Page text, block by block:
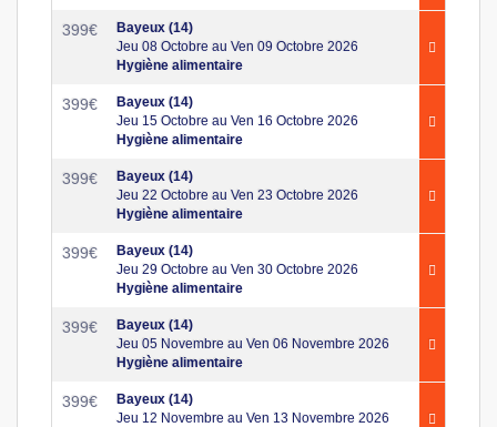
399€
Bayeux (14)
Jeu 08 Octobre au Ven 09 Octobre 2026
Hygiène alimentaire
399€
Bayeux (14)
Jeu 15 Octobre au Ven 16 Octobre 2026
Hygiène alimentaire
399€
Bayeux (14)
Jeu 22 Octobre au Ven 23 Octobre 2026
Hygiène alimentaire
399€
Bayeux (14)
Jeu 29 Octobre au Ven 30 Octobre 2026
Hygiène alimentaire
399€
Bayeux (14)
Jeu 05 Novembre au Ven 06 Novembre 2026
Hygiène alimentaire
399€
Bayeux (14)
Jeu 12 Novembre au Ven 13 Novembre 2026